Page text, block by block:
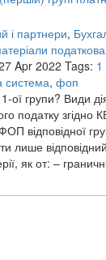
і партнери,
Apr 2022 Tags: 1
, фоп
групи? Види
податку згідно
відповідної
лише
як от: –